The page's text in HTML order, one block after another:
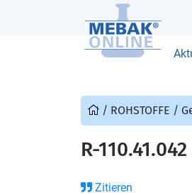
/ ROHSTOFFE /
R-110.41.042
Zitieren